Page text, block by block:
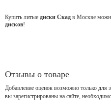
Купить литые диски Скад в Москве
дисков!
Отзывы о товаре
Добавление оценок возможно только для
вы зарегистрированы на сайте,